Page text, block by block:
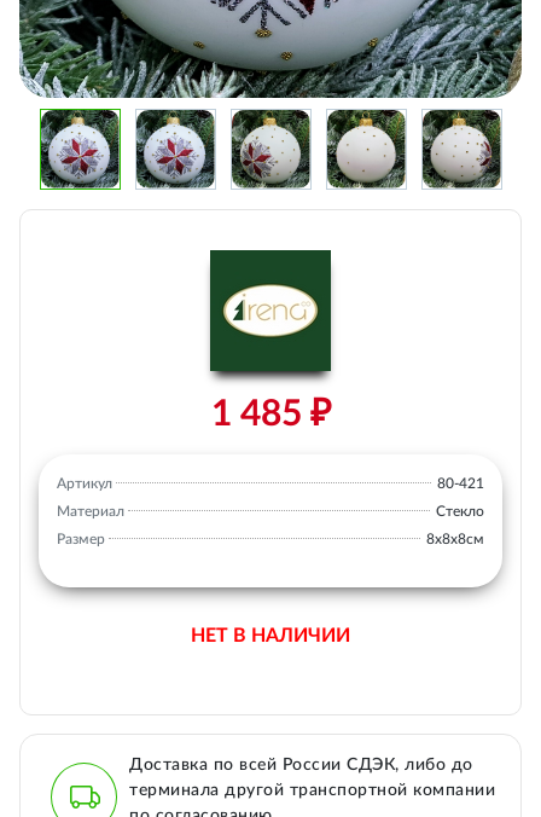
1 485 ₽
Артикул
80-421
Материал
Стекло
Размер
8х8х8см
НЕТ В НАЛИЧИИ
Доставка по всей России СДЭК, либо до
терминала другой транспортной компании